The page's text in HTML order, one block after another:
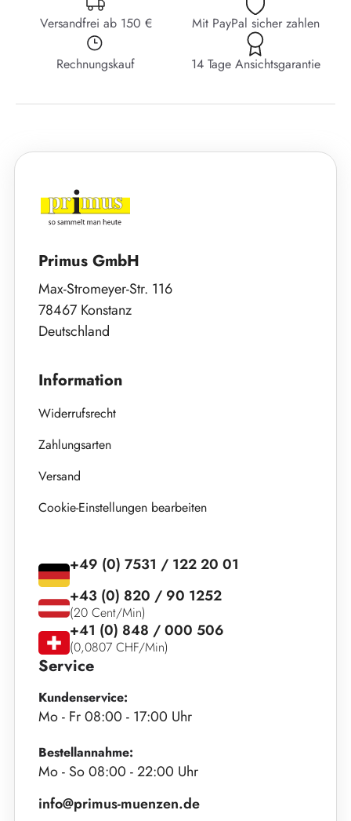
Versandfrei ab 150 € Mit PayPal sicher zahlen
Rechnungskauf 14 Tage Ansichtsgarantie
Primus GmbH
Max-Stromeyer-Str. 116
78467 Konstanz
Deutschland
Information
Widerrufsrecht
Zahlungsarten
Versand
Cookie-Einstellungen bearbeiten
Service
Kundenservice:
Mo - Fr 08:00 - 17:00 Uhr
Bestellannahme:
Mo - So 08:00 - 22:00 Uhr
info@primus-muenzen.de
+49 (0) 7531 / 122 20 01
+43 (0) 820 / 90 1252
(20 Cent/Min)
+41 (0) 848 / 000 506
(0,0807 CHF/Min)